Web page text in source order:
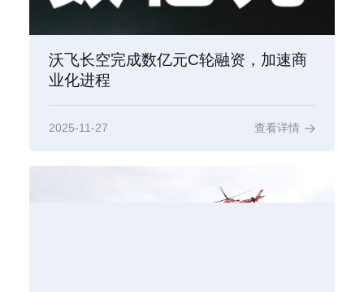
沃飞长空完成数亿元C轮融资，加速商
业化进程
2025-11-27 查看详情